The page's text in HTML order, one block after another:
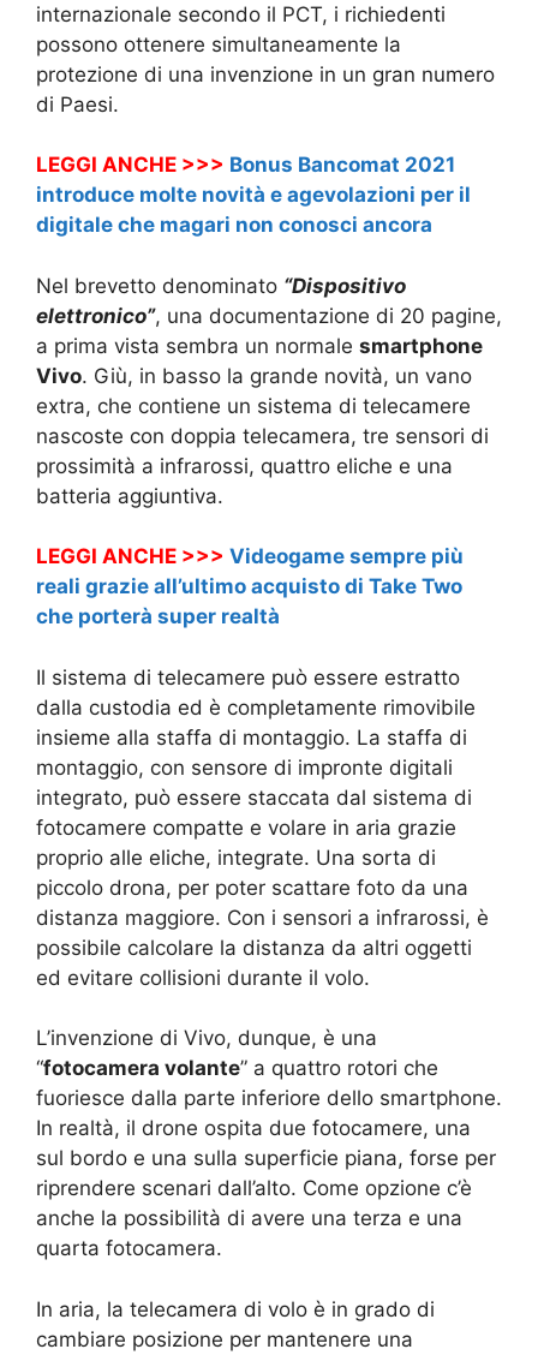
internazionale secondo il PCT, i richiedenti
possono ottenere simultaneamente la
protezione di una invenzione in un gran numero
di Paesi.
LEGGI ANCHE >>> Bonus Bancomat 2021
introduce molte novità e agevolazioni per il
digitale che magari non conosci ancora
Nel brevetto denominato “Dispositivo
elettronico”, una documentazione di 20 pagine,
a prima vista sembra un normale smartphone
Vivo. Giù, in basso la grande novità, un vano
extra, che contiene un sistema di telecamere
nascoste con doppia telecamera, tre sensori di
prossimità a infrarossi, quattro eliche e una
batteria aggiuntiva.
LEGGI ANCHE >>> Videogame sempre più
reali grazie all’ultimo acquisto di Take Two
che porterà super realtà
Il sistema di telecamere può essere estratto
dalla custodia ed è completamente rimovibile
insieme alla staffa di montaggio. La staffa di
montaggio, con sensore di impronte digitali
integrato, può essere staccata dal sistema di
fotocamere compatte e volare in aria grazie
proprio alle eliche, integrate. Una sorta di
piccolo drona, per poter scattare foto da una
distanza maggiore. Con i sensori a infrarossi, è
possibile calcolare la distanza da altri oggetti
ed evitare collisioni durante il volo.
L’invenzione di Vivo, dunque, è una
“fotocamera volante” a quattro rotori che
fuoriesce dalla parte inferiore dello smartphone.
In realtà, il drone ospita due fotocamere, una
sul bordo e una sulla superficie piana, forse per
riprendere scenari dall’alto. Come opzione c’è
anche la possibilità di avere una terza e una
quarta fotocamera.
In aria, la telecamera di volo è in grado di
cambiare posizione per mantenere una